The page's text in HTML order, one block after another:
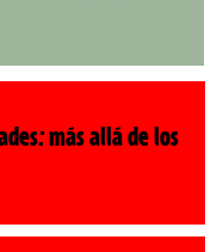
más allá de los